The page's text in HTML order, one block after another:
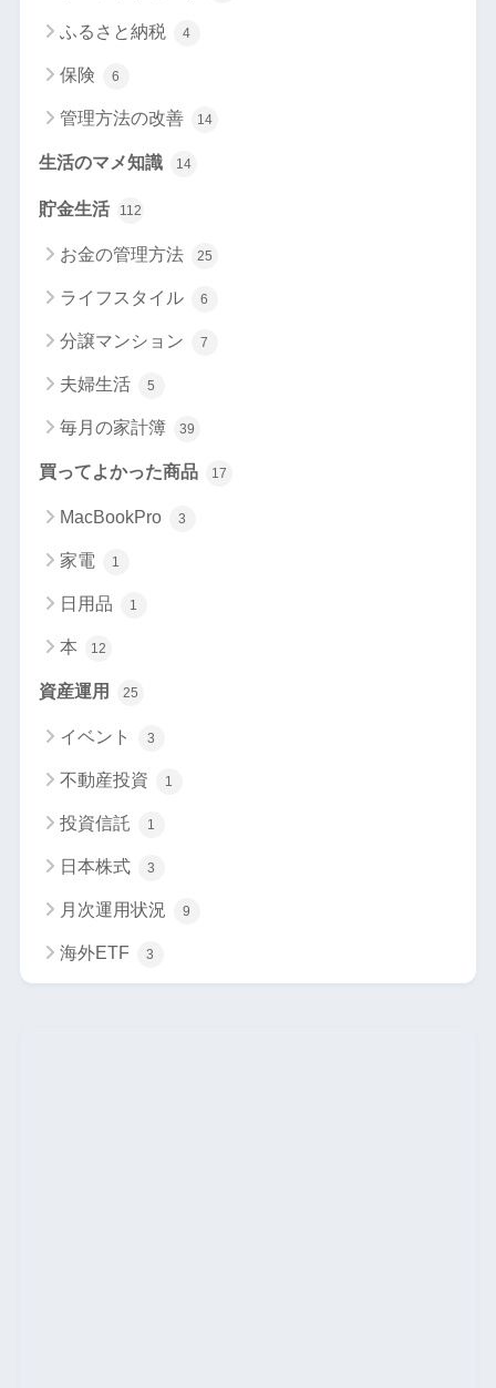
ふるさと納税 4
保険 6
管理方法の改善 14
生活のマメ知識 14
貯金生活 112
お金の管理方法 25
ライフスタイル 6
分譲マンション 7
夫婦生活 5
毎月の家計簿 39
買ってよかった商品 17
MacBookPro 3
家電 1
日用品 1
本 12
資産運用 25
イベント 3
不動産投資 1
投資信託 1
日本株式 3
月次運用状況 9
海外ETF 3